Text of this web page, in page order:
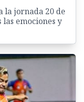
la jornada 20 de
emociones y